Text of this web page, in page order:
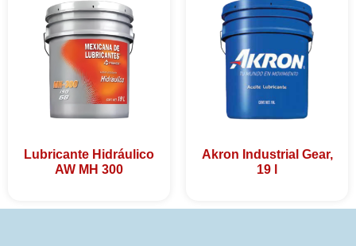
Lubricante Hidráulico
AW MH 300
Akron Industrial Gear,
19 l